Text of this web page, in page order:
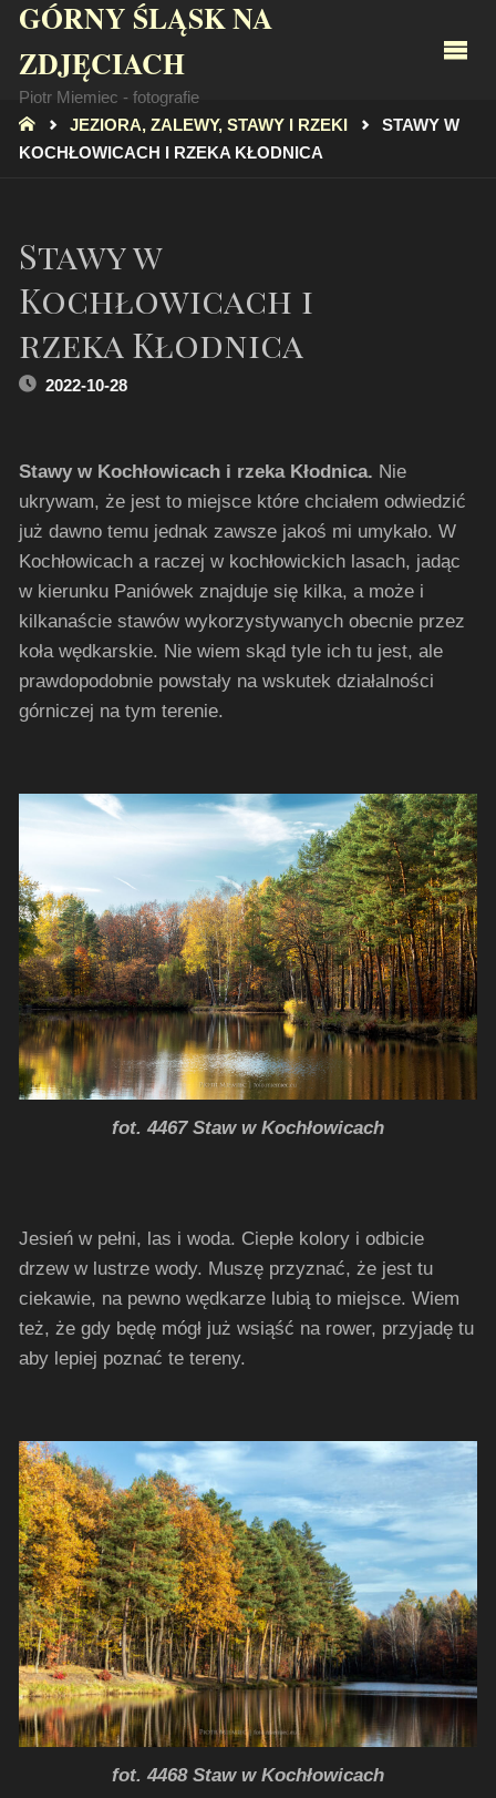
GÓRNY ŚLĄSK NA
ZDJĘCIACH
Piotr Miemiec - fotografie
STRONA
GŁÓWNA
JEZIORA, ZALEWY, STAWY I RZEKI
STAWY W
KOCHŁOWICACH I RZEKA KŁODNICA
Stawy w
Kochłowicach i
rzeka Kłodnica
2022-10-28
Stawy w Kochłowicach i rzeka Kłodnica. Nie
ukrywam, że jest to miejsce które chciałem odwiedzić
już dawno temu jednak zawsze jakoś mi umykało. W
Kochłowicach a raczej w kochłowickich lasach, jadąc
w kierunku Paniówek znajduje się kilka, a może i
kilkanaście stawów wykorzystywanych obecnie przez
koła wędkarskie. Nie wiem skąd tyle ich tu jest, ale
prawdopodobnie powstały na wskutek działalności
górniczej na tym terenie.
fot. 4467 Staw w Kochłowicach
Jesień w pełni, las i woda. Ciepłe kolory i odbicie
drzew w lustrze wody. Muszę przyznać, że jest tu
ciekawie, na pewno wędkarze lubią to miejsce. Wiem
też, że gdy będę mógł już wsiąść na rower, przyjadę tu
aby lepiej poznać te tereny.
fot. 4468 Staw w Kochłowicach